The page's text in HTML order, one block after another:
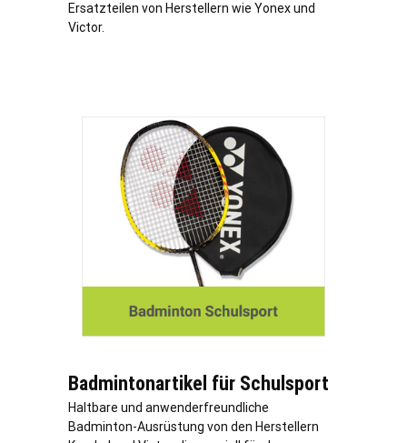
Ersatzteilen von Herstellern wie Yonex und
Victor.
Badmintonartikel für Schulsport
Haltbare und anwenderfreundliche
Badminton-Ausrüstung von den Herstellern